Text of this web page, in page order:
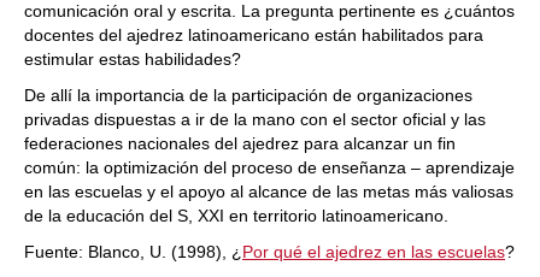
comunicación oral y escrita. La pregunta pertinente es ¿cuántos
docentes del ajedrez latinoamericano están habilitados para
estimular estas habilidades?
De allí la importancia de la participación de organizaciones
privadas dispuestas a ir de la mano con el sector oficial y las
federaciones nacionales del ajedrez para alcanzar un fin
común: la optimización del proceso de enseñanza – aprendizaje
en las escuelas y el apoyo al alcance de las metas más valiosas
de la educación del S, XXI en territorio latinoamericano.
Fuente: Blanco, U. (1998), ¿ Por qué el ajedrez en las escuelas?